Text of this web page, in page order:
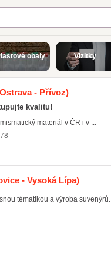
obaly Vizitky
- Přívoz)
kvalitu!
materiál v ČR i v ...
- Vysoká Lípa)
tématikou a výroba suvenýrů.